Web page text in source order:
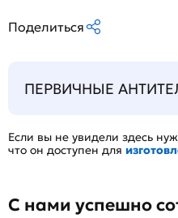
Поделиться
ПЕРВИЧНЫЕ
Если вы не увидели здесь
что он доступен для
С нами успешно